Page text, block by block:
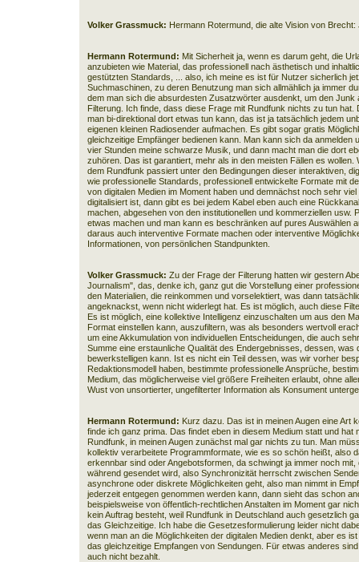
Volker Grassmuck: Hermann Rotermund, die alte Vision von
Hermann Rotermund: Mit Sicherheit ja, wenn es darum geht, die
anzubieten wie Material, das professionell nach ästhetisch und
gestützten Standards, ... also, ich meine es ist für Nutzer sicherlich
Suchmaschinen, zu deren Benutzung man sich allmählich ja immer
dem man sich die absurdesten Zusatzwörter ausdenkt, um den
Filterung. Ich finde, dass diese Frage mit Rundfunk nichts zu tun hat.
man bi-direktional dort etwas tun kann, das ist ja tatsächlich jedem
eigenen kleinen Radiosender aufmachen. Es gibt sogar gratis
gleichzeitige Empfänger bedienen kann. Man kann sich da anmelden
vier Stunden meine schwarze Musik, und dann macht man die dort
zuhören. Das ist garantiert, mehr als in den meisten Fällen es
dem Rundfunk passiert unter den Bedingungen dieser interaktiven,
wie professionelle Standards, professionell entwickelte Formate mit
von digitalen Medien im Moment haben und demnächst noch sehr
digitalisiert ist, dann gibt es bei jedem Kabel eben auch eine
machen, abgesehen von den institutionellen und kommerziellen usw.
etwas machen und man kann es beschränken auf pures Auswählen
daraus auch interventive Formate machen oder interventive
Informationen, von persönlichen Standpunkten.
Volker Grassmuck: Zu der Frage der Filterung hatten wir gestern
Journalism", das, denke ich, ganz gut die Vorstellung einer
den Materialien, die reinkommen und vorselektiert, was dann
angeknackst, wenn nicht widerlegt hat. Es ist möglich, auch diese
Es ist möglich, eine kollektive Intelligenz einzuschalten um aus den
Format einstellen kann, auszufiltern, was als besonders wertvoll
um eine Akkumulation von individuellen Entscheidungen, die auch
Summe eine erstaunliche Qualität des Endergebnisses, dessen, was
bewerkstelligen kann. Ist es nicht ein Teil dessen, was wir vorher
Redaktionsmodell haben, bestimmte professionelle Ansprüche,
Medium, das möglicherweise viel größere Freiheiten erlaubt, ohne
Wust von unsortierter, ungefilterter Information als Konsument
Hermann Rotermund: Kurz dazu. Das ist in meinen Augen eine Art
finde ich ganz prima. Das findet eben in diesem Medium statt und hat
Rundfunk, in meinen Augen zunächst mal gar nichts zu tun. Man
kollektiv verarbeitete Programmformate, wie es so schön heißt, also
erkennbar sind oder Angebotsformen, da schwingt ja immer noch
während gesendet wird, also Synchronizität herrscht zwischen
asynchrone oder diskrete Möglichkeiten geht, also man nimmt in
jederzeit entgegen genommen werden kann, dann sieht das schon
beispielsweise von öffentlich-rechtlichen Anstalten im Moment gar
kein Auftrag besteht, weil Rundfunk in Deutschland auch gesetzlich
das Gleichzeitige. Ich habe die Gesetzesformulierung leider nicht
wenn man an die Möglichkeiten der digitalen Medien denkt, aber es
das gleichzeitige Empfangen von Sendungen. Für etwas anderes
auch nicht bezahlt.